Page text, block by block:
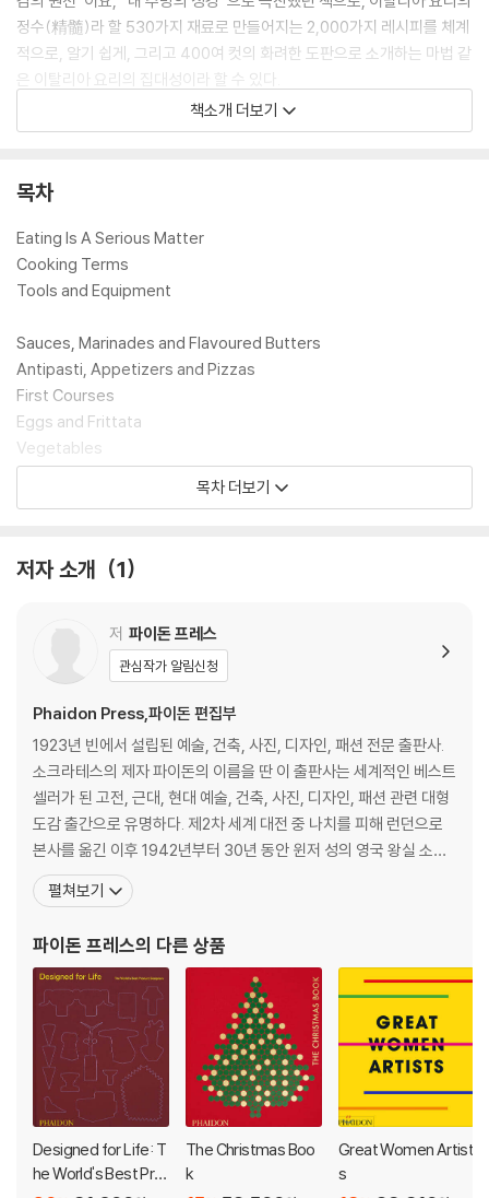
정수(精髓)라 할 530가지 재료로 만들어지는 2,000가지 레시피를 체계
적으로, 알기 쉽게, 그리고 400여 컷의 화려한 도판으로 소개하는 마법 같
은 이탈리아 요리의 집대성이라 할 수 있다.
okbook of the last 50 years, is now available in a brand new re
classic, selling over one million copies in eight editions. Consid
ered essential in every household, it continues to be one Ital
y's the most popular wedding presents. The Silver Spoon was
and architectural magazine. A select group of cooking expert
s were commissioned to collect hundreds of traditional Italian
recipes and make them available for the first time to a wider
modern audience. In the process, they updated ingredients, q
uantities and methods to suit contemporary tastes and custo
ms, at the same time preserving the memory of ancient recip
es for future generations. They furthermore included modern
amateur enthusiast alike. A comprehensive and lively book, its
and a pleasure to read. The new edition features new introduc
tory material covering such topics as how to compose a tradit
ional Italian meal, typical food traditions of the different regio
ns, and how to set an Italian table. Its over 2000 recipes are illu
strated with newly commissioned photographs and contains
a new section of menus by celebrated chefs cooking tradition
al Italian food.
책소개 더보기
목차
Eating Is A Serious Matter
Cooking Terms
Tools and Equipment
Sauces, Marinades and Flavoured Butters
Antipasti, Appetizers and Pizzas
First Courses
Eggs and Frittata
Vegetables
Fish, Crustaceans and Shellfish
Game
Desserts and Baking
Menus for Festive Occasions
Menus by Celebrated Chefs
List of Recipes
Index
목차 더보기
저자 소개 1
저 파이돈 프레스
관심작가 알림신청
Phaidon Press,파이돈 편집부
1923년 빈에서 설립된 예술, 건축, 사진, 디자인, 패션 전문 출판사.
소크라테스의 제자 파이돈의 이름을 딴 이 출판사는 세계적인 베스트
셀러가 된 고전, 근대, 현대 예술, 건축, 사진, 디자인, 패션 관련 대형
도감 출간으로 유명하다. 제2차 세계 대전 중 나치를 피해 런던으로
본사를 옮긴 이후 1942년부터 30년 동안 윈저 성의 영국 왕실 소장
품 도록을 제작했고, 우리나라에서는 미술 관련 전공자들의 필독서
인 에른스트 곰브리치의 『서양 미술사』(1950년 첫 출간)를 출간한
시장에서도 주요 출판사로
펼쳐보기
파이돈 프레스의 다른 상품
Designed for Life: T
he World's Best Pro
The Christmas Boo
k
Great Women Artist
s